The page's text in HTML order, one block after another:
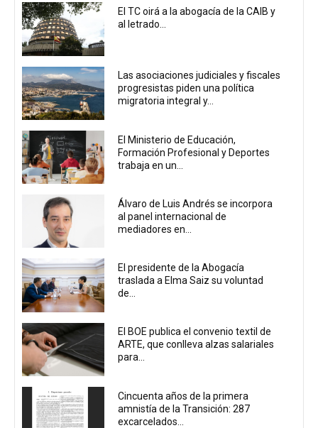
El TC oirá a la abogacía de la CAIB y
al letrado...
Las asociaciones judiciales y fiscales
progresistas piden una política
migratoria integral y...
El Ministerio de Educación,
Formación Profesional y Deportes
trabaja en un...
Álvaro de Luis Andrés se incorpora
al panel internacional de
mediadores en...
El presidente de la Abogacía
traslada a Elma Saiz su voluntad
de...
El BOE publica el convenio textil de
ARTE, que conlleva alzas salariales
para...
Cincuenta años de la primera
amnistía de la Transición: 287
excarcelados...